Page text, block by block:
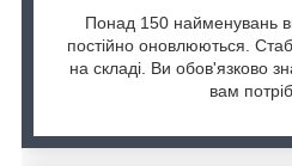
Понад 150 найменувань
постійно оновлюються.
на складі. Ви обов'язково
вам